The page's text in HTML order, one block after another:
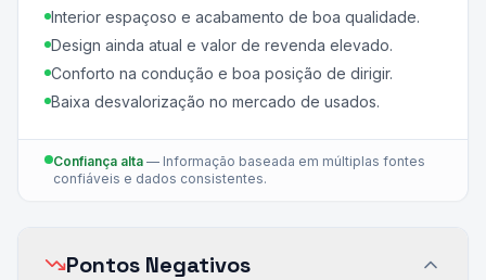
Interior espaçoso e acabamento de boa qualidade.
Design ainda atual e valor de revenda elevado.
Conforto na condução e boa posição de dirigir.
Baixa desvalorização no mercado de usados.
Confiança alta — Informação baseada em múltiplas fontes
confiáveis e dados consistentes.
Pontos Negativos